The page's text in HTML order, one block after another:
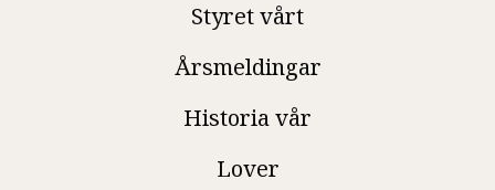
Styret vårt
Årsmeldingar
Historia vår
Lover